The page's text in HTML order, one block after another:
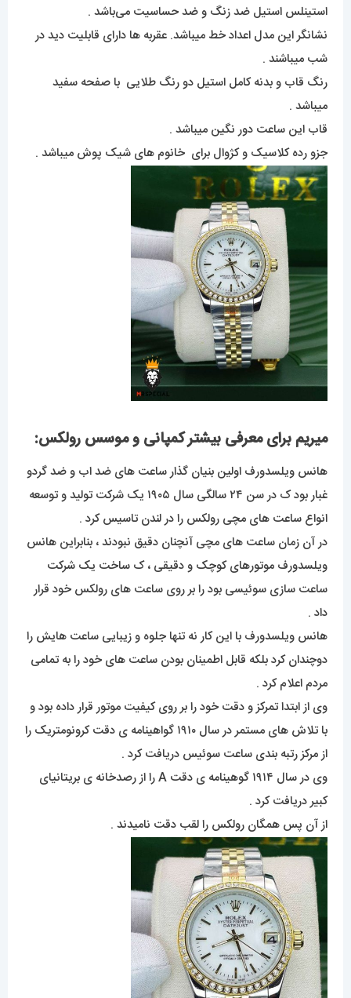
استینلس استیل ضد زنگ و ضد حساسیت می‌باشد .
نشانگر این مدل اعداد خط میباشد. عقربه ها دارای قابلیت دید در
شب میباشند .
رنگ قاب و بدنه کامل استیل دو رنگ طلایی با صفحه سفید
میباشد .
قاب این ساعت دور نگین میباشد .
جزو رده کلاسیک و کژوال برای خانوم های شیک پوش میباشد .
میریم برای معرفی بیشتر کمپانی و موسس رولکس:
هانس ویلسدورف اولین بنیان گذار ساعت های ضد اب و ضد گردو
غبار بود ک در سن ۲۴ سالگی سال ۱۹۰۵ یک شرکت تولید و توسعه
انواع ساعت های مچی رولکس را در لندن تاسیس کرد .
در آن زمان ساعت های مچی آنچنان دقیق نبودند ، بنابراین هانس
ویلسدورف موتورهای کوچک و دقیقی ، ک ساخت یک شرکت
ساعت سازی سوئیسی بود را بر روی ساعت های رولکس خود قرار
داد .
هانس ویلسدورف با این کار نه تنها جلوه و زیبایی ساعت هایش را
دوچندان کرد بلکه قابل اطمینان بودن ساعت های خود را به تمامی
مردم اعلام کرد .
وی از ابتدا تمرکز و دقت خود را بر روی کیفیت موتور قرار داده بود و
با تلاش های مستمر در سال ۱۹۱۰ گواهینامه ی دقت کرونومتریک را
از مرکز رتبه بندی ساعت سوئیس دریافت کرد .
وی در سال ۱۹۱۴ گوهینامه ی دقت A را از رصدخانه ی بریتانیای
کبیر دریافت کرد .
از آن پس همگان رولکس را لقب دقت نامیدند .